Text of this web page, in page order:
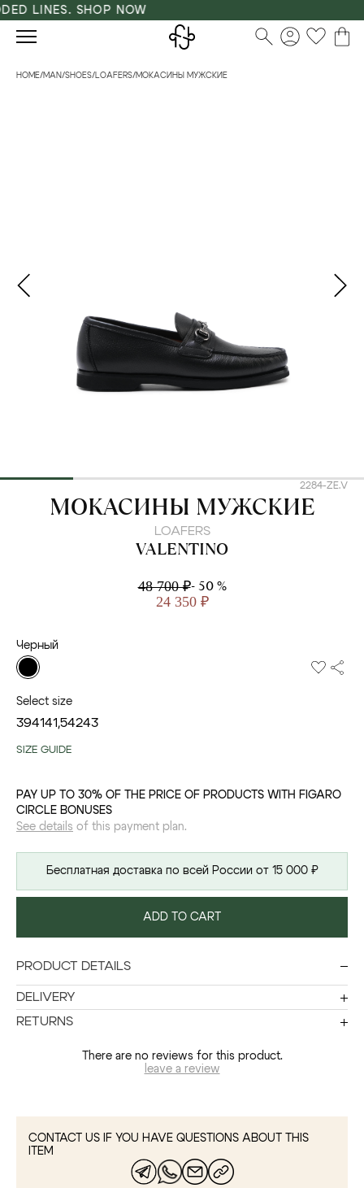
LINES. SHOP NOW
HOME/MAN/SHOES/LOAFERS/МОКАСИНЫ МУЖСКИЕ
2284-ZE.V
VALENTINO
МОКАСИНЫ МУЖСКИЕ
LOAFERS
VALENTINO
48 700 ₽- 50 %
24 350 ₽
Черный
Select size
394141,54243
SIZE GUIDE
PAY UP TO 30% OF THE PRICE OF PRODUCTS WITH FIGARO
CIRCLE BONUSES
See details of this payment plan.
Бесплатная доставка по всей России от 15 000 ₽
ADD TO CART
PRODUCT DETAILS
DELIVERY
RETURNS
There are no reviews for this product.
leave a review
CONTACT US IF YOU HAVE QUESTIONS ABOUT THIS
ITEM